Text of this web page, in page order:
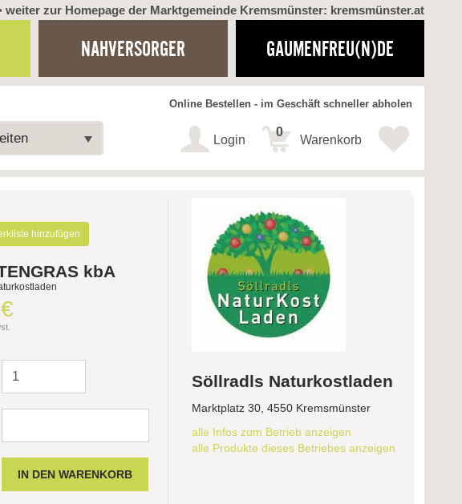
weiter zur Homepage der Marktgemeinde Kremsmünster: kremsmünster.at
NAHVERSORGER GAUMENFREU(N)DE
Online Bestellen - im Geschäft schneller abholen
Login Warenkorb
0
hinzufügen
kbA
Söllradls Naturkostladen
Marktplatz 30, 4550 Kremsmünster
alle Infos zum Betrieb anzeigen
alle Produkte dieses Betriebes anzeigen